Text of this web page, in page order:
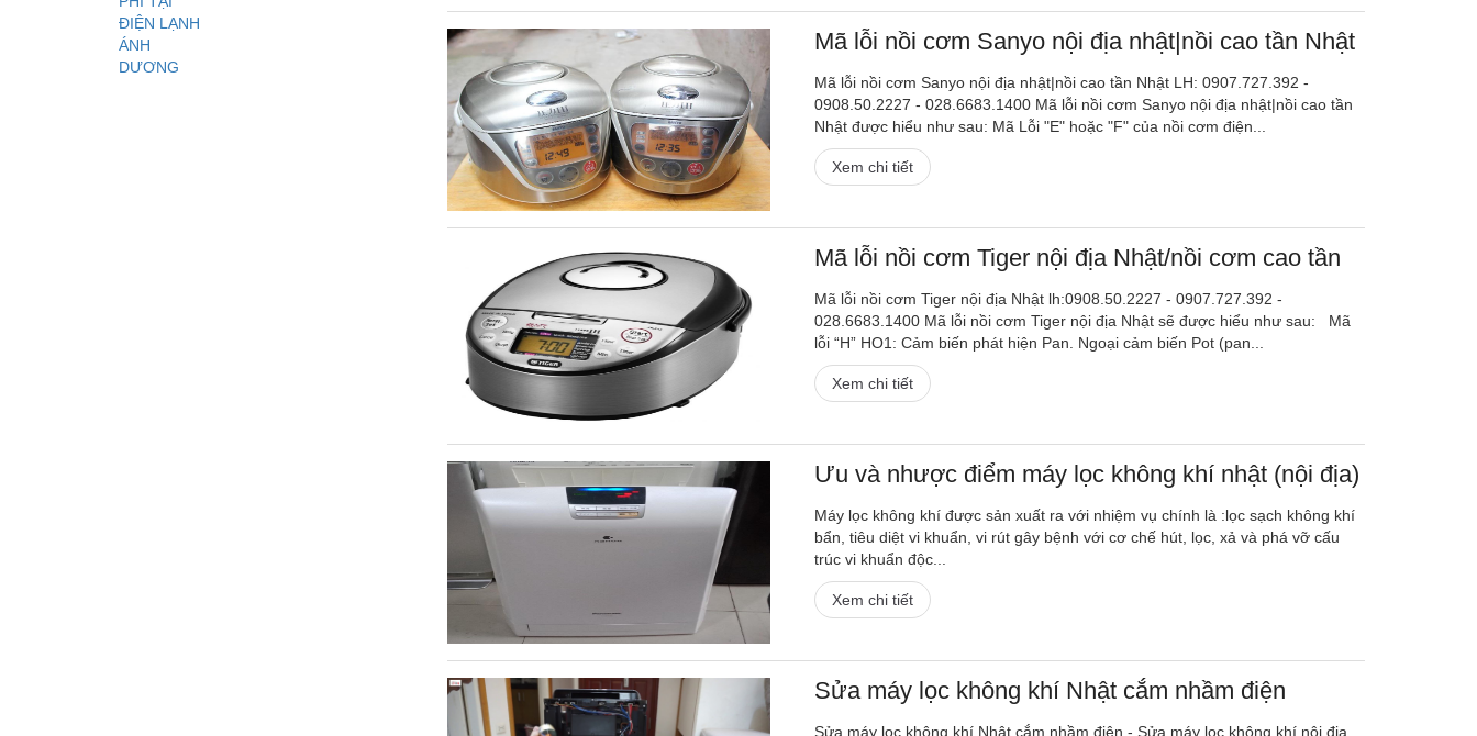
Mã lỗi nồi cơm Sanyo nội địa nhật|nồi cao tần Nhật
Mã lỗi nồi cơm Sanyo nội địa nhật|nồi cao tần Nhật LH: 0907.727.392 -
0908.50.2227 - 028.6683.1400 Mã lỗi nồi cơm Sanyo nội địa nhật|nồi cao tần
Nhật được hiểu như sau: Mã Lỗi "E" hoặc "F" của nồi cơm điện...
Xem chi tiết
Mã lỗi nồi cơm Tiger nội địa Nhật/nồi cơm cao tần
Mã lỗi nồi cơm Tiger nội địa Nhật lh:0908.50.2227 - 0907.727.392 -
028.6683.1400 Mã lỗi nồi cơm Tiger nội địa Nhật sẽ được hiểu như sau: Mã
lỗi “H” HO1: Cảm biến phát hiện Pan. Ngoại cảm biến Pot (pan...
Xem chi tiết
Ưu và nhược điểm máy lọc không khí nhật (nội địa)
Máy lọc không khí được sản xuất ra với nhiệm vụ chính là :lọc sạch không khí
bẩn, tiêu diệt vi khuẩn, vi rút gây bệnh với cơ chế hút, lọc, xả và phá vỡ cấu
trúc vi khuẩn độc...
Xem chi tiết
Sửa máy lọc không khí Nhật cắm nhầm điện
Sửa máy lọc không khí Nhật cắm nhầm điện - Sửa máy lọc không khí nội địa